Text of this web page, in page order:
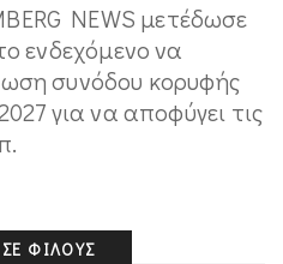
NEWS μετέδωσε
ενδεχόμενο να
συνόδου κορυφής
για να αποφύγει τις
ΦΊΛΟΥΣ